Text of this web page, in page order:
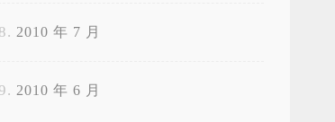
2010 年 7 月
2010 年 6 月